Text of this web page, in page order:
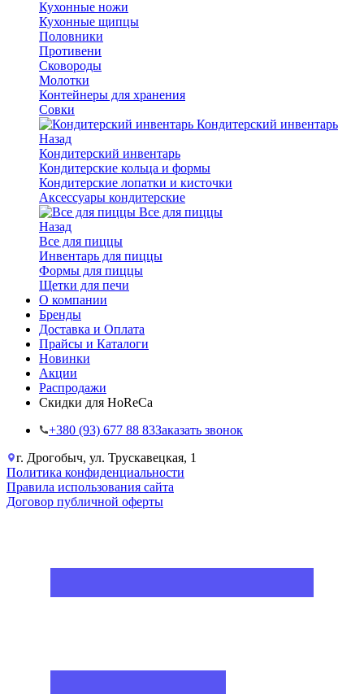
Кухонные ножи
Кухонные щипцы
Половники
Противени
Сковороды
Молотки
Контейнеры для хранения
Совки
Кондитерский инвентарь
Назад
Кондитерский инвентарь
Кондитерские кольца и формы
Кондитерские лопатки и кисточки
Аксессуары кондитерские
Все для пиццы
Назад
Все для пиццы
Инвентарь для пиццы
Формы для пиццы
Щетки для печи
О компании
Бренды
Доставка и Оплата
Прайсы и Каталоги
Новинки
Акции
Распродажи
Скидки для HoReCa
+38‎0 (93) 677 88 83Заказать звонок
г. Дрогобыч, ул. Трускавецкая, 1
Политика конфиденциальности
Правила использования сайта
Договор публичной оферты